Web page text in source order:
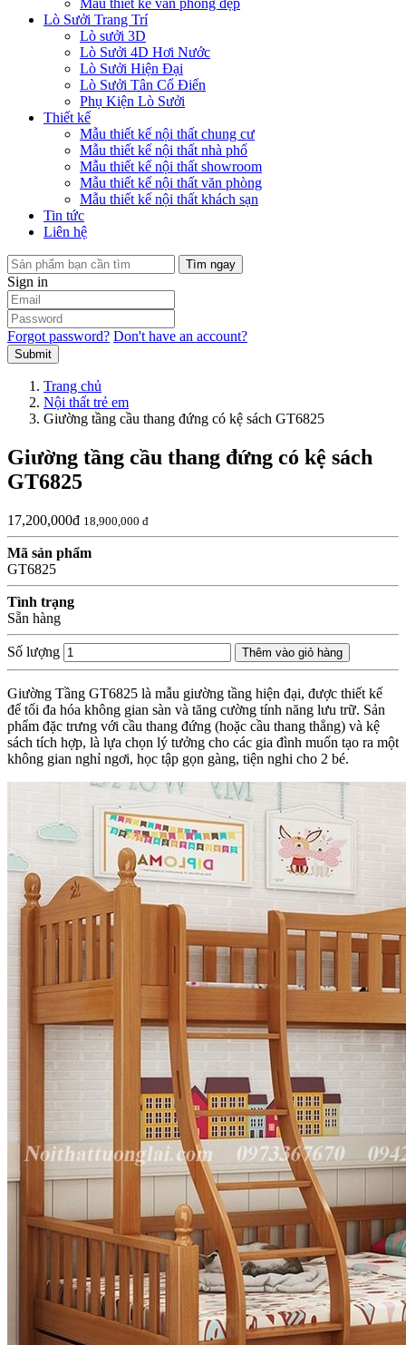
Mẫu thiết kế văn phòng đẹp
Lò Sưởi Trang Trí
Lò sưởi 3D
Lò Sưởi 4D Hơi Nước
Lò Sưởi Hiện Đại
Lò Sưởi Tân Cổ Điển
Phụ Kiện Lò Sưởi
Thiết kế
Mẫu thiết kế nội thất chung cư
Mẫu thiết kế nội thất nhà phố
Mẫu thiết kế nội thất showroom
Mẫu thiết kế nội thất văn phòng
Mẫu thiết kế nội thất khách sạn
Tin tức
Liên hệ
Tìm ngay
Sign in
Forgot password? Don't have an account?
Submit
Trang chủ
Nội thất trẻ em
Giường tầng cầu thang đứng có kệ sách GT6825
Giường tầng cầu thang đứng có kệ sách
GT6825
17,200,000đ 18,900,000 đ
Mã sản phẩm
GT6825
Tình trạng
Sẵn hàng
Số lượng Thêm vào giỏ hàng
Giường Tầng GT6825 là mẫu giường tầng hiện đại, được thiết kế
để tối đa hóa không gian sàn và tăng cường tính năng lưu trữ. Sản
phẩm đặc trưng với cầu thang đứng (hoặc cầu thang thẳng) và kệ
sách tích hợp, là lựa chọn lý tưởng cho các gia đình muốn tạo ra một
không gian nghỉ ngơi, học tập gọn gàng, tiện nghi cho 2 bé.